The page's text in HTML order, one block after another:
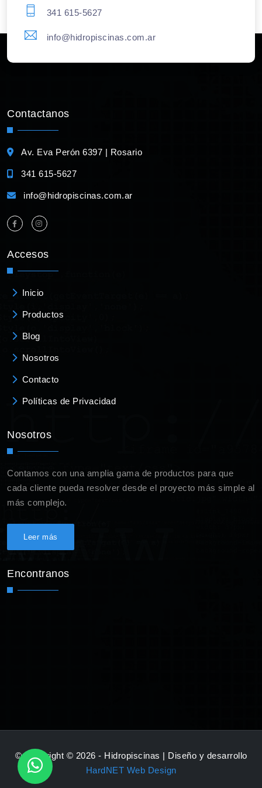
341 615-5627
info@hidropiscinas.com.ar
Contactanos
Av. Eva Perón 6397 | Rosario
341 615-5627
info@hidropiscinas.com.ar
Accesos
Inicio
Productos
Blog
Nosotros
Contacto
Políticas de Privacidad
Nosotros
Contamos con una amplia gama de productos para que
cada cliente pueda resolver desde el proyecto más simple al
más complejo.
Leer más
Encontranos
© Copyright © 2026 - Hidropiscinas | Diseño y desarrollo
HardNET Web Design